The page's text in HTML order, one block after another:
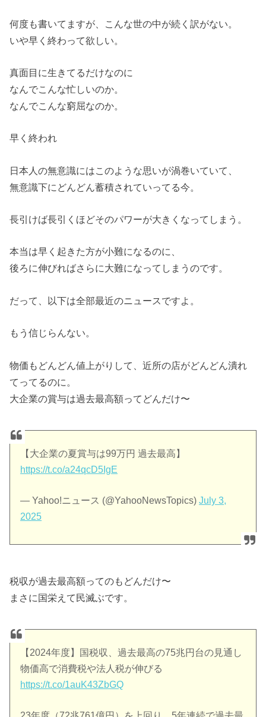
何度も書いてますが、こんな世の中が続く訳がない。
いや早く終わって欲しい。
真面目に生きてるだけなのに
なんでこんな忙しいのか。
なんでこんな窮屈なのか。
早く終われ
日本人の無意識にはこのような思いが渦巻いていて、
無意識下にどんどん蓄積されていってる今。
長引けば長引くほどそのパワーが大きくなってしまう。
本当は早く起きた方が小難になるのに、
後ろに伸びればさらに大難になってしまうのです。
だって、以下は全部最近のニュースですよ。
もう信じらんない。
物価もどんどん値上がりして、近所の店がどんどん潰れ
てってるのに。
大企業の賞与は過去最高額ってどんだけ〜
【大企業の夏賞与は99万円 過去最高】
https://t.co/a24qcD5IgE
— Yahoo!ニュース (@YahooNewsTopics)July 3,
2025
税収が過去最高額ってのもどんだけ〜
まさに国栄えて民滅ぶです。
【2024年度】国税収、過去最高の75兆円台の見通し
物価高で消費税や法人税が伸びる
https://t.co/1auK43ZbGQ